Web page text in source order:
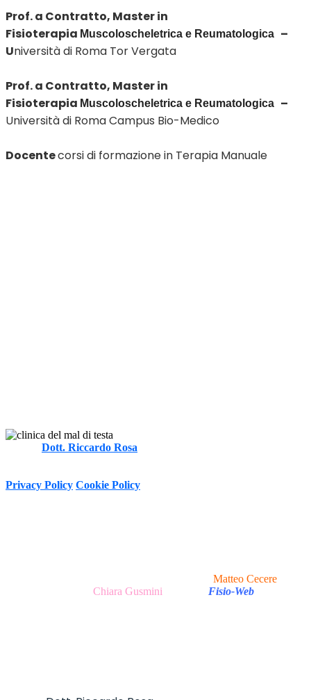
Prof. a Contratto, Master in
Fisioterapia Muscoloscheletrica e Reumatologica –
Università di Roma Tor Vergata
Prof. a Contratto, Master in
Fisioterapia Muscoloscheletrica e Reumatologica –
Università di Roma Campus Bio-Medico
Docentecorsi di formazione in Terapia Manuale
Dott. Riccardo Rosa
Privacy Policy Cookie Policy
Matteo Cecere
Chiara Gusmini Fisio-Web